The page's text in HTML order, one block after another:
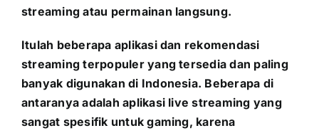
streaming atau permainan langsung.
Itulah beberapa aplikasi dan rekomendasi
streaming terpopuler yang tersedia dan paling
banyak digunakan di Indonesia. Beberapa di
antaranya adalah aplikasi live streaming yang
sangat spesifik untuk gaming, karena